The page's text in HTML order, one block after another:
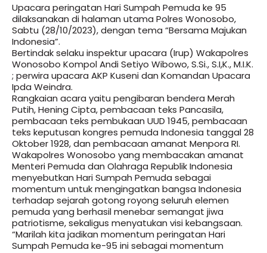
Upacara peringatan Hari Sumpah Pemuda ke 95
dilaksanakan di halaman utama Polres Wonosobo,
Sabtu (28/10/2023), dengan tema “Bersama Majukan
Indonesia”.
Bertindak selaku inspektur upacara (Irup) Wakapolres
Wonosobo Kompol Andi Setiyo Wibowo, S.Si., S.I,K., M.I.K.
; perwira upacara AKP Kuseni dan Komandan Upacara
Ipda Weindra.
Rangkaian acara yaitu pengibaran bendera Merah
Putih, Hening Cipta, pembacaan teks Pancasila,
pembacaan teks pembukaan UUD 1945, pembacaan
teks keputusan kongres pemuda Indonesia tanggal 28
Oktober 1928, dan pembacaan amanat Menpora RI.
Wakapolres Wonosobo yang membacakan amanat
Menteri Pemuda dan Olahraga Republik Indonesia
menyebutkan Hari Sumpah Pemuda sebagai
momentum untuk mengingatkan bangsa Indonesia
terhadap sejarah gotong royong seluruh elemen
pemuda yang berhasil menebar semangat jiwa
patriotisme, sekaligus menyatukan visi kebangsaan.
“Marilah kita jadikan momentum peringatan Hari
Sumpah Pemuda ke-95 ini sebagai momentum